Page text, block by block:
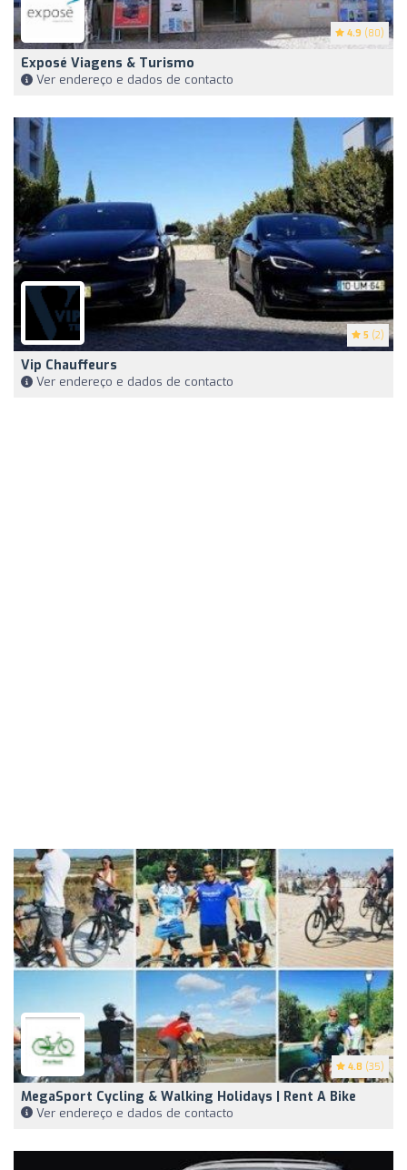
4.9 (80)
Exposé Viagens & Turismo
Ver endereço e dados de contacto
5 (2)
Vip Chauffeurs
Ver endereço e dados de contacto
4.8 (35)
MegaSport Cycling & Walking Holidays | Rent A Bike
Ver endereço e dados de contacto